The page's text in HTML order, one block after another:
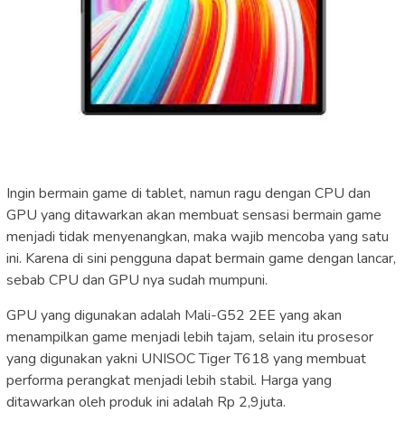
Ingin bermain game di tablet, namun ragu dengan CPU dan
GPU yang ditawarkan akan membuat sensasi bermain game
menjadi tidak menyenangkan, maka wajib mencoba yang satu
ini. Karena di sini pengguna dapat bermain game dengan lancar,
sebab CPU dan GPU nya sudah mumpuni.
GPU yang digunakan adalah Mali-G52 2EE yang akan
menampilkan game menjadi lebih tajam, selain itu prosesor
yang digunakan yakni UNISOC Tiger T618 yang membuat
performa perangkat menjadi lebih stabil. Harga yang
ditawarkan oleh produk ini adalah Rp 2,9juta.